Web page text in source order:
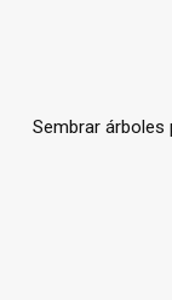
Sembrar